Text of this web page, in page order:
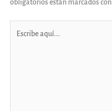
obligatorios están marcados con